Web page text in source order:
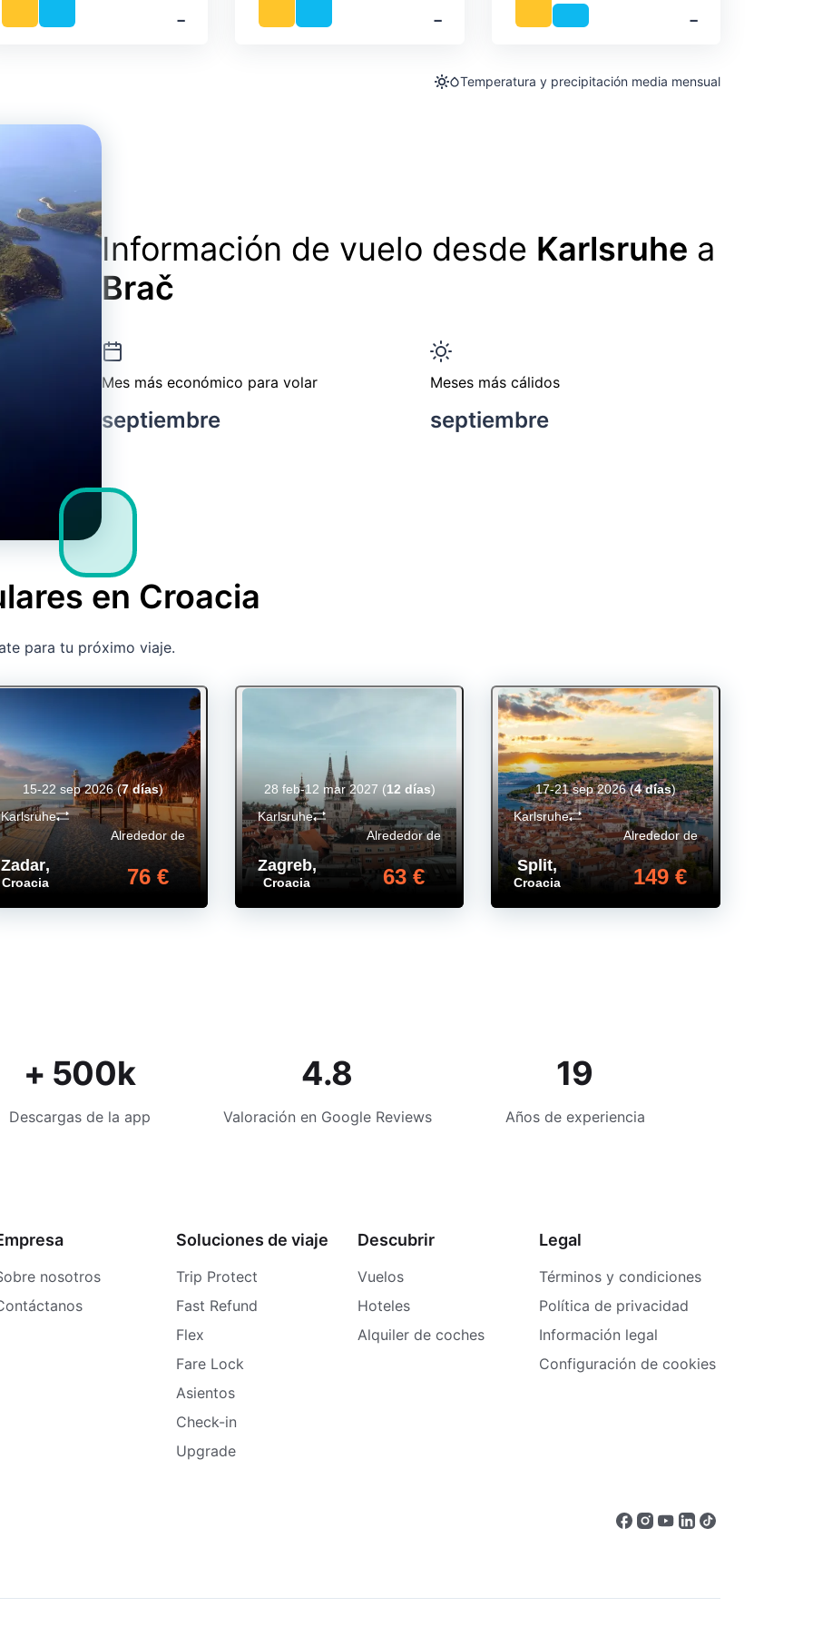
‐ ‐ ‐
Temperatura y precipitación media mensual
Información de vuelo desde Karlsruhe a
Brač
Mes más económico para volar
septiembre
Meses más cálidos
septiembre
en Croacia
para tu próximo viaje.
Zadar,
Croacia
Alrededor de
76 €
Karlsruhe
15-22 sep 2026(7 días)
Zagreb,
Croacia
Alrededor de
63 €
Karlsruhe
28 feb-12 mar 2027 (12 días)
Split,
Croacia
Alrededor de
149 €
Karlsruhe
17-21 sep 2026(4 días)
+ 500k
Descargas de la app
4.8
Valoración en Google Reviews
19
Años de experiencia
nosotros
Soluciones de viaje
Trip Protect
Fast Refund
Flex
Fare Lock
Asientos
Check-in
Upgrade
Descubrir
Vuelos
Hoteles
Alquiler de coches
Legal
Términos y condiciones
Política de privacidad
Información legal
Configuración de cookies